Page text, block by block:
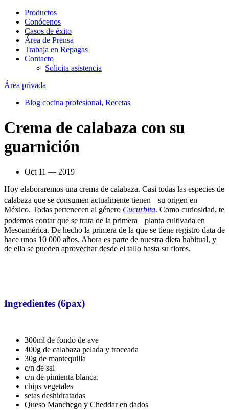
Productos
Conócenos
Casos de éxito
Área de Prensa
Trabaja en Repagas
Contacto
Solicita asistencia
Área privada
Blog cocina profesional, Recetas
Crema de calabaza con su
guarnición
Oct 11 — 2019
Hoy elaboraremos una crema de calabaza. Casi todas las especies de
calabaza que se consumen actualmente tienen su origen en
México. Todas pertenecen al género Cucurbita. Como curiosidad, te
podemos contar que se trata de la primera planta cultivada en
Mesoamérica. De hecho la primera de la que se tiene registro data de
hace unos 10 000 años. Ahora es parte de nuestra dieta habitual, y
de ella se pueden aprovechar desde el tallo hasta su flores.
Ingredientes (6pax)
300ml de fondo de ave
400g de calabaza pelada y troceada
30g de mantequilla
c/n de sal
c/n de pimienta blanca.
chips vegetales
setas deshidratadas
Queso Manchego y Cheddar en dados